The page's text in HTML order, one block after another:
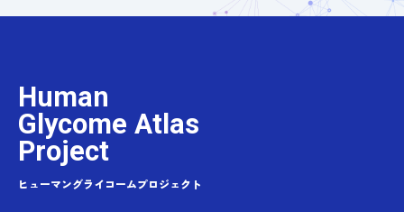
Human
Glycome Atlas
Project
ヒューマングライコームプロジェクト